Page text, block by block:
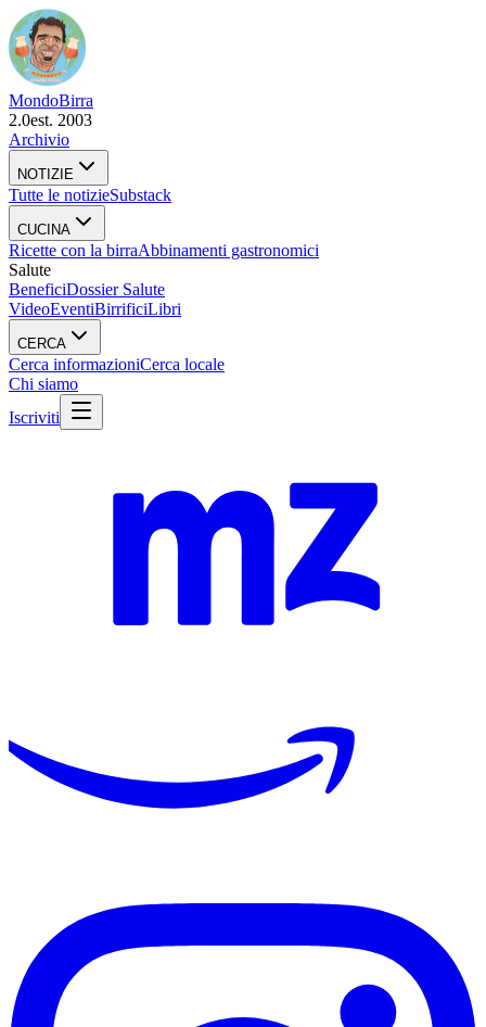
MondoBirra
2.0est. 2003
Archivio
NOTIZIE
Tutte le notizieSubstack
CUCINA
Ricette con la birraAbbinamenti gastronomici
Salute
BeneficiDossier Salute
VideoEventiBirrificiLibri
CERCA
Cerca informazioniCerca locale
Chi siamo
Iscriviti